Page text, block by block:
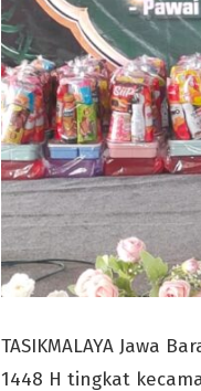
TASIKMALAYA Jawa
1448 H tingkat